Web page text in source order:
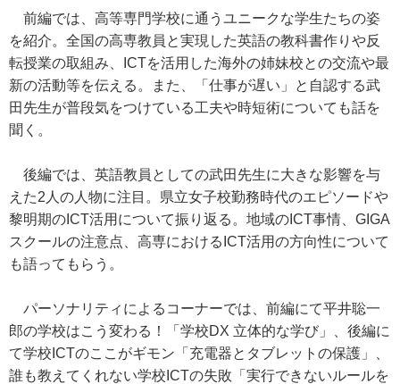
前編では、高等専門学校に通うユニークな学生たちの姿
を紹介。全国の高専教員と実現した英語の教科書作りや反
転授業の取組み、ICTを活用した海外の姉妹校との交流や最
新の活動等を伝える。また、「仕事が遅い」と自認する武
田先生が普段気をつけている工夫や時短術についても話を
聞く。
後編では、英語教員としての武田先生に大きな影響を与
えた2人の人物に注目。県立女子校勤務時代のエピソードや
黎明期のICT活用について振り返る。地域のICT事情、GIGA
スクールの注意点、高専におけるICT活用の方向性について
も語ってもらう。
パーソナリティによるコーナーでは、前編にて平井聡一
郎の学校はこう変わる！「学校DX 立体的な学び」、後編に
て学校ICTのここがギモン「充電器とタブレットの保護」、
誰も教えてくれない学校ICTの失敗「実行できないルールを